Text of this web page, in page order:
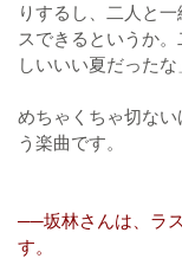
りするし、二人と
スできるというか
しいいい夏だった
めちゃくちゃ切な
う楽曲です。
──坂林さんは、ラ
す。